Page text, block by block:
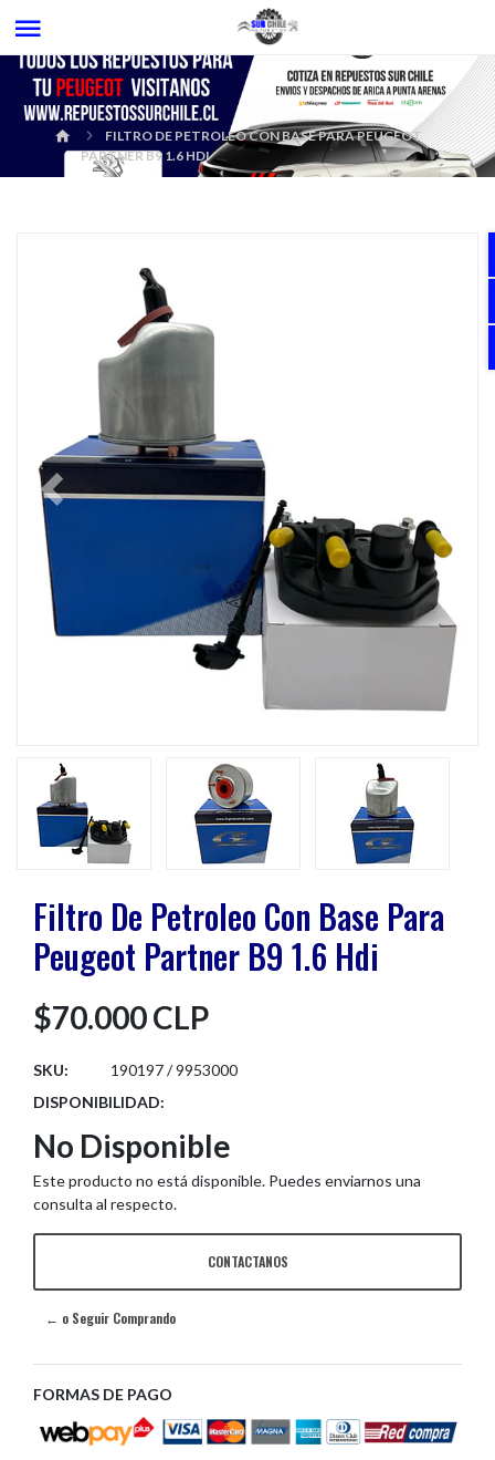
FILTRO DE PETROLEO CON BASE PARA PEUGEOT
PARTNER B9 1.6 HDI
Previous
Filtro De Petroleo Con Base Para
Peugeot Partner B9 1.6 Hdi
$70.000 CLP
SKU:
190197 / 9953000
DISPONIBILIDAD:
No Disponible
Este producto no está disponible. Puedes enviarnos una
consulta al respecto.
CONTACTANOS
← o Seguir Comprando
FORMAS DE PAGO